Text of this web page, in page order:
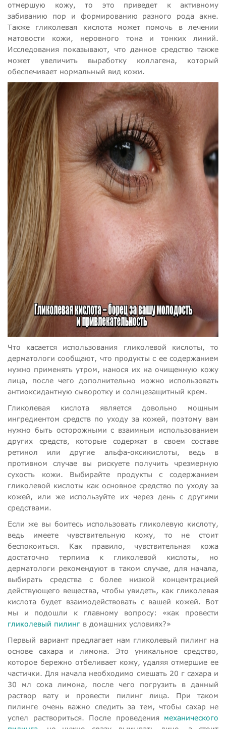
отмершую кожу, то это приведет к активному
забиванию пор и формированию разного рода акне.
Также гликолевая кислота может помочь в лечении
матовости кожи, неровного тона и тонких линий.
Исследования показывают, что данное средство также
может увеличить выработку коллагена, который
обеспечивает нормальный вид кожи.
Что касается использования гликолевой кислоты, то
дерматологи сообщают, что продукты с ее содержанием
нужно применять утром, нанося их на очищенную кожу
лица, после чего дополнительно можно использовать
антиоксидантную сыворотку и солнцезащитный крем.
Гликолевая кислота является довольно мощным
ингредиентом средств по уходу за кожей, поэтому вам
нужно быть осторожными с взаимным использованием
других средств, которые содержат в своем составе
ретинол или другие альфа-оксикислоты, ведь в
противном случае вы рискуете получить чрезмерную
сухость кожи. Выбирайте продукты с содержанием
гликолевой кислоты как основное средство по уходу за
кожей, или же используйте их через день с другими
средствами.
Если же вы боитесь использовать гликолевую кислоту,
ведь имеете чувствительную кожу, то не стоит
беспокоиться. Как правило, чувствительная кожа
достаточно терпима к гликолевой кислоты, но
дерматологи рекомендуют в таком случае, для начала,
выбирать средства с более низкой концентрацией
действующего вещества, чтобы увидеть, как гликолевая
кислота будет взаимодействовать с вашей кожей. Вот
мы и подошли к главному вопросу: «как провести
гликолевый пилинг в домашних условиях?»
Первый вариант предлагает нам гликолевый пилинг на
основе сахара и лимона. Это уникальное средство,
которое бережно отбеливает кожу, удаляя отмершие ее
частички. Для начала необходимо смешать 20 г сахара и
30 мл сока лимона, после чего погрузить в данный
раствор вату и провести пилинг лица. При таком
пилинге очень важно следить за тем, чтобы сахар не
успел раствориться. После проведения механического